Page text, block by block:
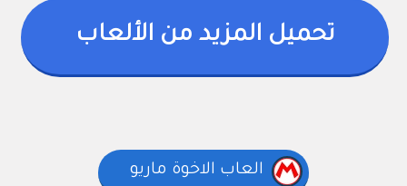
تحميل المزيد من الألعاب
العاب الاخوة ماريو